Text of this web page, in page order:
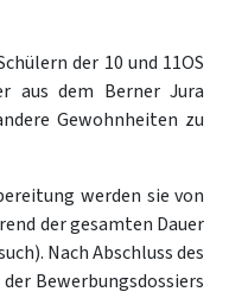
der 10 und 11OS
aus dem Berner Jura
Gewohnheiten zu
werden sie von
der gesamten Dauer
Nach Abschluss des
Bewerbungsdossiers